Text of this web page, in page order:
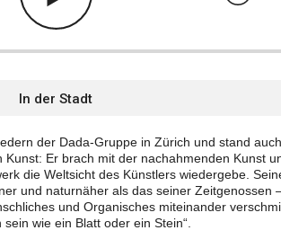
In der Stadt
der Dada-Gruppe in Zürich und stand
Er brach mit der nachahmenden Kunst
die Weltsicht des Künstlers wiedergebe.
und naturnäher als das seiner Zeitgenossen
und Organisches miteinander
wie ein Blatt oder ein Stein“.